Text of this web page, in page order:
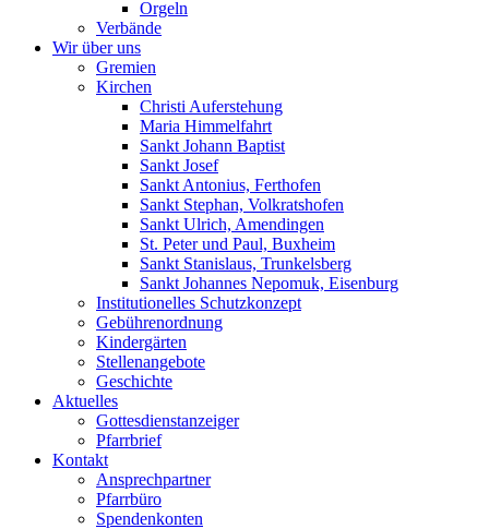
Orgeln
Verbände
Wir über uns
Gremien
Kirchen
Christi Auferstehung
Maria Himmelfahrt
Sankt Johann Baptist
Sankt Josef
Sankt Antonius, Ferthofen
Sankt Stephan, Volkratshofen
Sankt Ulrich, Amendingen
St. Peter und Paul, Buxheim
Sankt Stanislaus, Trunkelsberg
Sankt Johannes Nepomuk, Eisenburg
Institutionelles Schutzkonzept
Gebührenordnung
Kindergärten
Stellenangebote
Geschichte
Aktuelles
Gottesdienstanzeiger
Pfarrbrief
Kontakt
Ansprechpartner
Pfarrbüro
Spendenkonten